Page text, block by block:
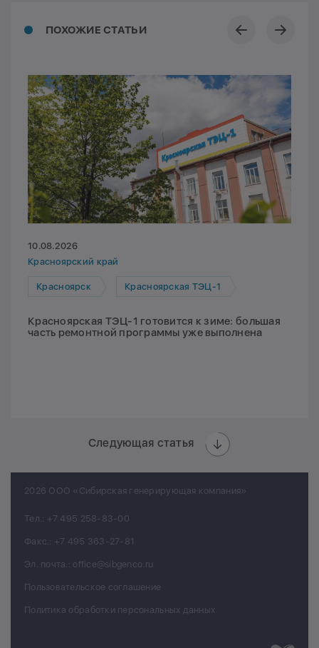
ПОХОЖИЕ СТАТЬИ
10.08.2026
Красноярский край
Красноярск Красноярская ТЭЦ-1
Красноярская ТЭЦ-1 готовится к зиме: большая
часть ремонтной программы уже выполнена
Следующая статья
2026 ООО «Сибирская генерирующая компания»
Тел.: +7 495 258-83-00
Факс.: +7 495 363-27-81
Эл. почта.: office@sibgenco.ru
Пользовательское соглашение
Политика обработки персональных данных